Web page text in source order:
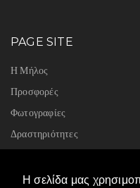
Η σελίδα μας
PAGE SITE
Η Μήλος
Προσφορές
Φωτογραφίες
Δραστηριότητες
Η ιστορία μας